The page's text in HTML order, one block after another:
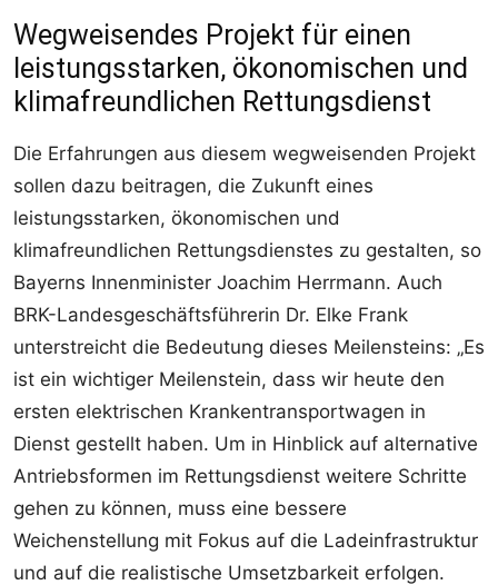
Wegweisendes Projekt für einen
leistungsstarken, ökonomischen und
klimafreundlichen Rettungsdienst
Die Erfahrungen aus diesem wegweisenden Projekt
sollen dazu beitragen, die Zukunft eines
leistungsstarken, ökonomischen und
klimafreundlichen Rettungsdienstes zu gestalten, so
Bayerns Innenminister Joachim Herrmann. Auch
BRK-Landesgeschäftsführerin Dr. Elke Frank
unterstreicht die Bedeutung dieses Meilensteins: „Es
ist ein wichtiger Meilenstein, dass wir heute den
ersten elektrischen Krankentransportwagen in
Dienst gestellt haben. Um in Hinblick auf alternative
Antriebsformen im Rettungsdienst weitere Schritte
gehen zu können, muss eine bessere
Weichenstellung mit Fokus auf die Ladeinfrastruktur
und auf die realistische Umsetzbarkeit erfolgen.